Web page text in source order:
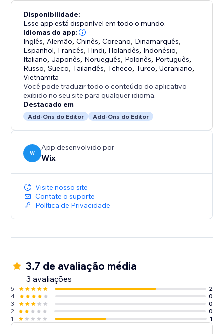
Disponibilidade:
Esse app está disponível em todo o mundo.
Idiomas do app:
Inglês, Alemão,Chinês,Coreano, Dinamarquês,
Espanhol, Francês, Hindi, Holandês, Indonésio,
Italiano, Japonês, Norueguês, Polonês, Português,
Russo,Sueco,Tailandês,Tcheco,Turco,Ucraniano,
Vietnamita
Você pode traduzir todo o conteúdo do aplicativo
exibido no seu site para qualquer idioma.
Destacado em
Add-Ons do Editor Add-Ons do Editor
W
App desenvolvido por
Wix
Visite nosso site
Contate o suporte
Política de Privacidade
3.7 de avaliação média
3 avaliações
5
2
4
0
3
0
2
0
1
1